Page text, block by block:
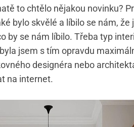
to chtělo nějakou novinku?
bylo skvělé a líbilo se nám,
by se nám líbilo. Třeba typ
jsem s tím opravdu
designéra nebo
na internet.